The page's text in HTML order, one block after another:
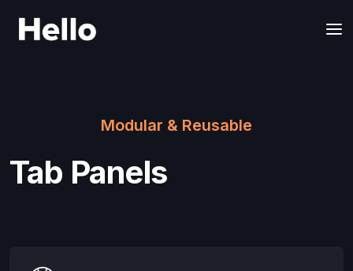
Modular & Reusable
Tab Panels